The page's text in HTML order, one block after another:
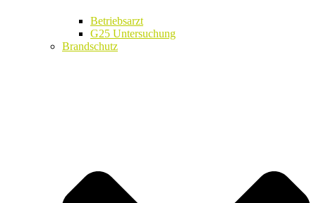
Betriebsarzt
G25 Untersuchung
Brandschutz